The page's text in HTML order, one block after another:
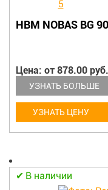
HBM NOBAS BG
Цена: от 878.00 руб.
УЗНАТЬ БОЛЬШЕ
УЗНАТЬ ЦЕНУ
В наличии